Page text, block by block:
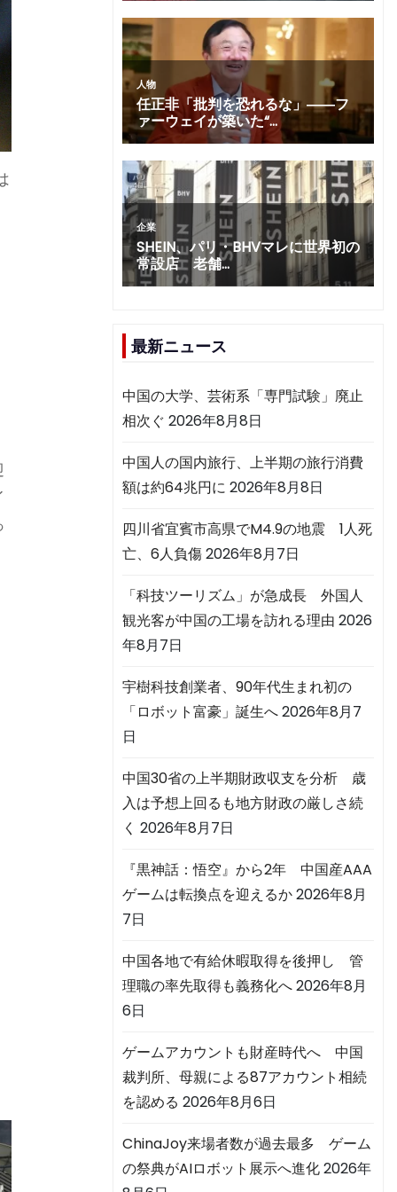
最新ニュース
中国の大学、芸術系「専門試験」廃止
相次ぐ 2026年8月8日
中国人の国内旅行、上半期の旅行消費
額は約64兆円に 2026年8月8日
四川省宜賓市高県でM4.9の地震 1人死
亡、6人負傷2026年8月7日
「科技ツーリズム」が急成長 外国人
観光客が中国の工場を訪れる理由 2026
年8月7日
宇樹科技創業者、90年代生まれ初の
「ロボット富豪」誕生へ2026年8月7
日
中国30省の上半期財政収支を分析 歳
入は予想上回るも地方財政の厳しさ続
く 2026年8月7日
『黒神話：悟空』から2年 中国産AAA
ゲームは転換点を迎えるか2026年8月
7日
中国各地で有給休暇取得を後押し 管
理職の率先取得も義務化へ2026年8月
6日
ゲームアカウントも財産時代へ 中国
裁判所、母親による87アカウント相続
を認める 2026年8月6日
ChinaJoy来場者数が過去最多 ゲーム
の祭典がAIロボット展示へ進化2026年